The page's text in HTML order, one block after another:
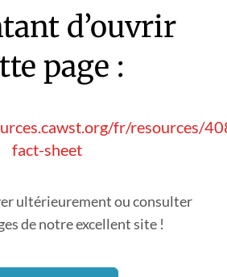
d’ouvrir
page :
fr/resources/
fact-sheet
ultérieurement ou consulter
de notre excellent site !